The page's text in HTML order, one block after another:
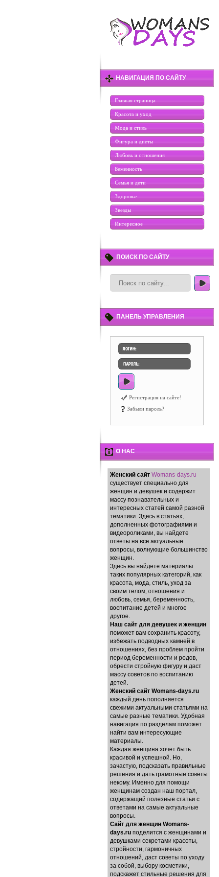
НАВИГАЦИЯ ПО САЙТУ
Главная страница
Красота и уход
Мода и стиль
Фигура и диеты
Любовь и отношения
Беменность
Семья и дети
Здоровье
Звезды
Интересное
ПОИСК ПО САЙТУ
ПАНЕЛЬ УПРАВЛЕНИЯ
Регистрация на сайте!
Забыли пароль?
О НАС
Женский сайт Womans-days.ru
существует специально для
женщин и девушек и содержит
массу познавательных и
интересных статей самой разной
тематики. Здесь в статьях,
дополненных фотографиями и
видеороликами, вы найдете
ответы на все актуальные
вопросы, волнующие большинство
женщин.
Здесь вы найдете материалы
таких популярных категорий, как
красота, мода, стиль, уход за
своим телом, отношения и
любовь, семья, беременность,
воспитание детей и многое
другое.
Наш сайт для девушек и женщин
поможет вам сохранить красоту,
избежать подводных камней в
отношениях, без проблем пройти
период беременности и родов,
обрести стройную фигуру и даст
массу советов по воспитанию
детей.
Женский сайт Womans-days.ru
каждый день пополняется
свежими актуальными статьями на
самые разные тематики. Удобная
навигация по разделам поможет
найти вам интересующие
материалы.
Каждая женщина хочет быть
красивой и успешной. Но,
зачастую, подсказать правильные
решения и дать грамотные советы
некому. Именно для помощи
женщинам создан наш портал,
содержащий полезные статьи с
ответами на самые актуальные
вопросы.
Cайт для женщин Womans-
days.ru поделится с женщинами и
девушками секретами красоты,
стройности, гармоничных
отношений, даст советы по уходу
за собой, выбору косметики,
подскажет стильные решения для